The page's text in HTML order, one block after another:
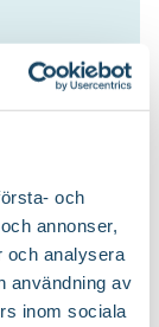
och
annonser,
och analysera
användning av
inom sociala